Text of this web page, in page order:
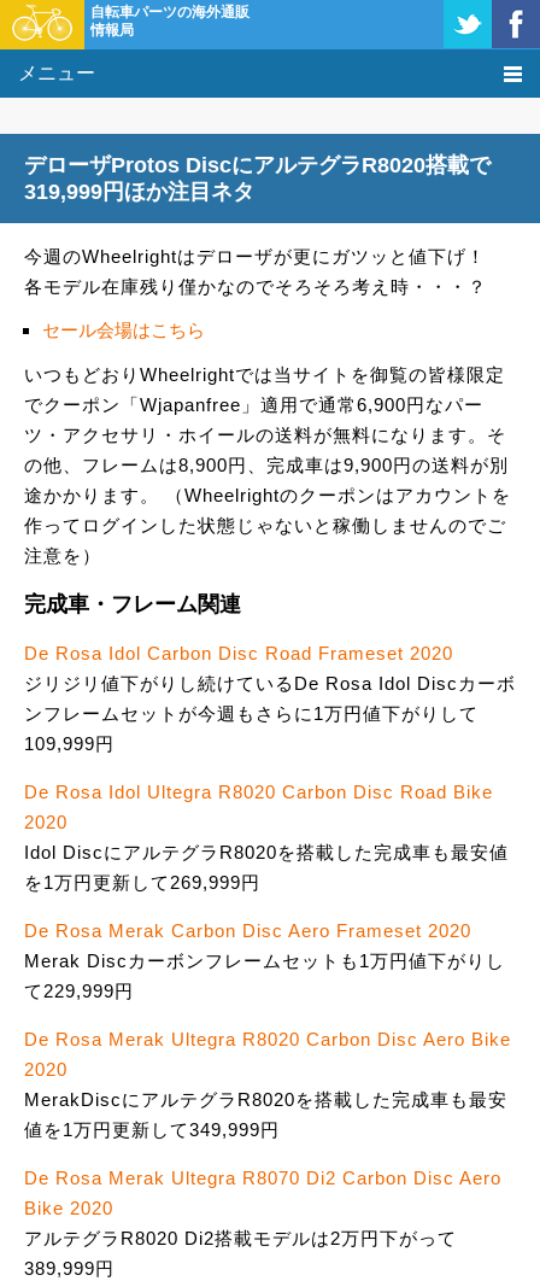
自転車パーツの海外通販
情報局
メニュー
タレコミ掲示板
購入方法
激安情報
デローザProtos DiscにアルテグラR8020搭載で
319,999円ほか注目ネタ
今週のWheelrightはデローザが更にガツッと値下げ！
各モデル在庫残り僅かなのでそろそろ考え時・・・？
セール会場はこちら
いつもどおりWheelrightでは当サイトを御覧の皆様限定
でクーポン「Wjapanfree」適用で通常6,900円なパー
ツ・アクセサリ・ホイールの送料が無料になります。そ
の他、フレームは8,900円、完成車は9,900円の送料が別
途かかります。 （Wheelrightのクーポンはアカウントを
作ってログインした状態じゃないと稼働しませんのでご
注意を）
完成車・フレーム関連
De Rosa Idol Carbon Disc Road Frameset 2020
ジリジリ値下がりし続けているDe Rosa Idol Discカーボ
ンフレームセットが今週もさらに1万円値下がりして
109,999円
De Rosa Idol Ultegra R8020 Carbon Disc Road Bike
2020
Idol DiscにアルテグラR8020を搭載した完成車も最安値
を1万円更新して269,999円
De Rosa Merak Carbon Disc Aero Frameset 2020
Merak Discカーボンフレームセットも1万円値下がりし
て229,999円
De Rosa Merak Ultegra R8020 Carbon Disc Aero Bike
2020
MerakDiscにアルテグラR8020を搭載した完成車も最安
値を1万円更新して349,999円
De Rosa Merak Ultegra R8070 Di2 Carbon Disc Aero
Bike 2020
アルテグラR8020 Di2搭載モデルは2万円下がって
389,999円